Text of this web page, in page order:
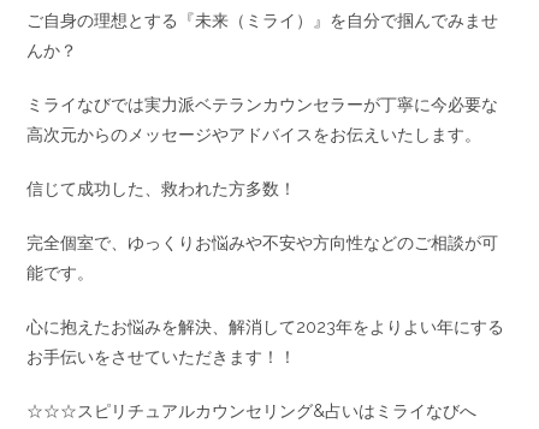
ご自身の理想とする『未来（ミライ）』を自分で掴んでみませ
んか？
ミライなびでは実力派ベテランカウンセラーが丁寧に今必要な
高次元からのメッセージやアドバイスをお伝えいたします。
信じて成功した、救われた方多数！
完全個室で、ゆっくりお悩みや不安や方向性などのご相談が可
能です。
心に抱えたお悩みを解決、解消して2023年をよりよい年にする
お手伝いをさせていただきます！！
☆☆☆スピリチュアルカウンセリング&占いはミライなびへ